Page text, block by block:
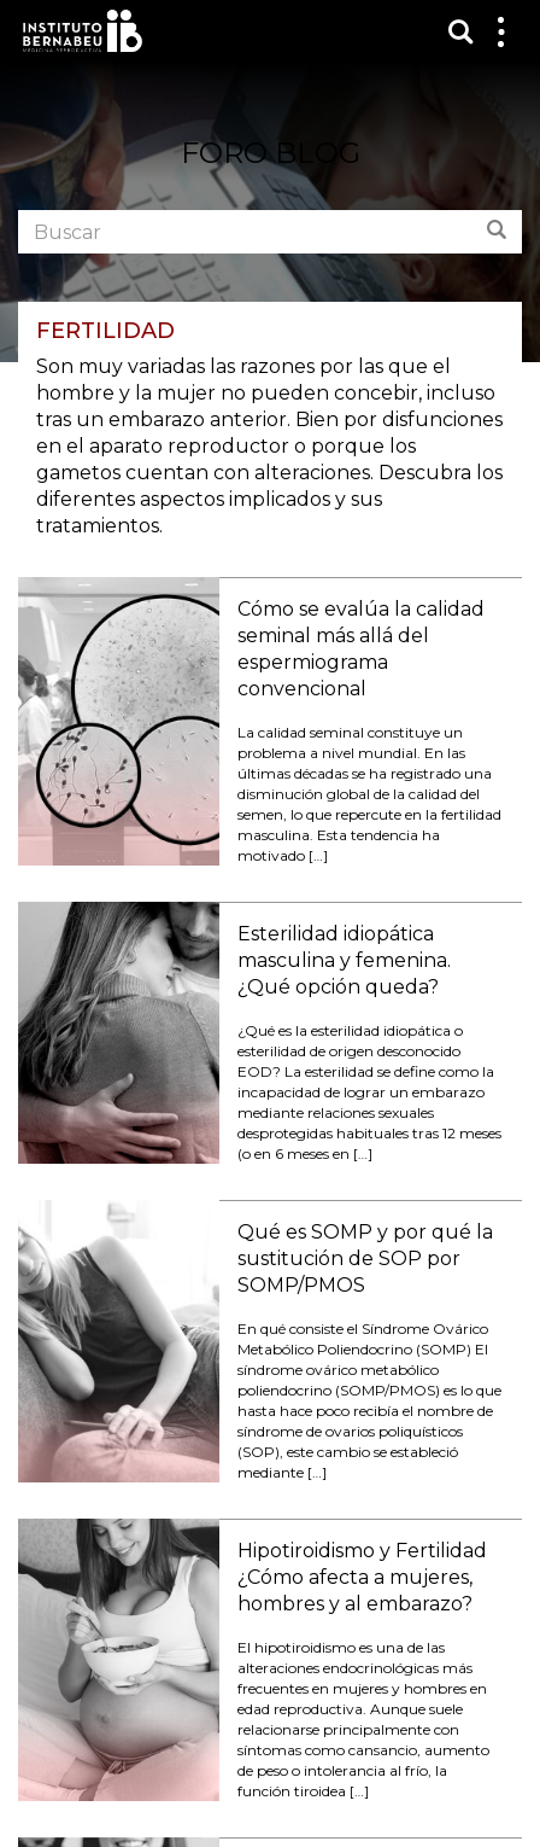
FORO BLOG
Buscar
en
foro:
FERTILIDAD
Son muy variadas las razones por las que el
hombre y la mujer no pueden concebir, incluso
tras un embarazo anterior. Bien por disfunciones
en el aparato reproductor o porque los
gametos cuentan con alteraciones. Descubra los
diferentes aspectos implicados y sus
tratamientos.
Cómo se evalúa la calidad
seminal más allá del
espermiograma
convencional
La calidad seminal constituye un
problema a nivel mundial. En las
últimas décadas se ha registrado una
disminución global de la calidad del
semen, lo que repercute en la fertilidad
masculina. Esta tendencia ha
motivado […]
Esterilidad idiopática
masculina y femenina.
¿Qué opción queda?
¿Qué es la esterilidad idiopática o
esterilidad de origen desconocido
EOD? La esterilidad se define como la
incapacidad de lograr un embarazo
mediante relaciones sexuales
desprotegidas habituales tras 12 meses
(o en 6 meses en […]
Qué es SOMP y por qué la
sustitución de SOP por
SOMP/PMOS
En qué consiste el Síndrome Ovárico
Metabólico Poliendocrino (SOMP) El
síndrome ovárico metabólico
poliendocrino (SOMP/PMOS) es lo que
hasta hace poco recibía el nombre de
síndrome de ovarios poliquísticos
(SOP), este cambio se estableció
mediante […]
Hipotiroidismo y Fertilidad
¿Cómo afecta a mujeres,
hombres y al embarazo?
El hipotiroidismo es una de las
alteraciones endocrinológicas más
frecuentes en mujeres y hombres en
edad reproductiva. Aunque suele
relacionarse principalmente con
síntomas como cansancio, aumento
de peso o intolerancia al frío, la
función tiroidea […]